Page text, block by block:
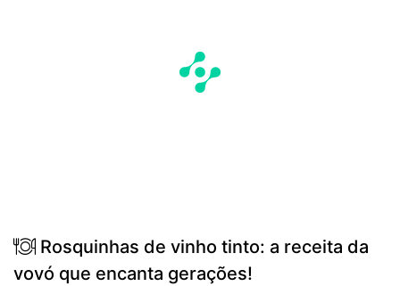
Rosquinhas de vinho tinto: a receita da
vovó que encanta gerações!